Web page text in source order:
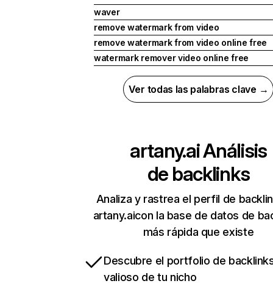
waver
remove watermark from video
remove watermark from video online free
watermark remover video online free
Ver todas las palabras clave →
artany.aiAnálisis
de backlinks
Analiza y rastrea el perfil de
artany.aicon la base de datos de
más rápida que existe
Descubre el portfolio de
valioso de tu nicho